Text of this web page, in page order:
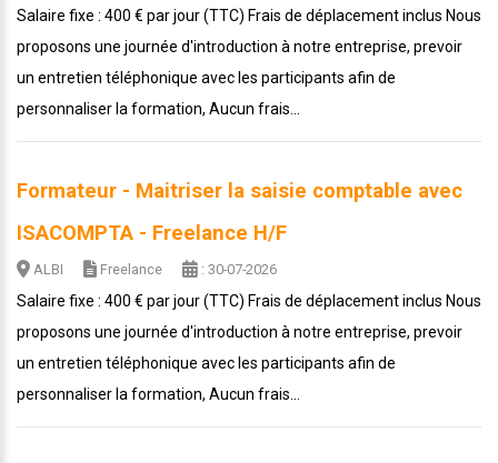
Salaire fixe : 400 € par jour (TTC) Frais de déplacement inclus Nous
proposons une journée d'introduction à notre entreprise, prevoir
un entretien téléphonique avec les participants afin de
personnaliser la formation, Aucun frais...
Formateur - Maitriser la saisie comptable avec
ISACOMPTA - Freelance H/F
ALBI Freelance : 30-07-2026
Salaire fixe : 400 € par jour (TTC) Frais de déplacement inclus Nous
proposons une journée d'introduction à notre entreprise, prevoir
un entretien téléphonique avec les participants afin de
personnaliser la formation, Aucun frais...